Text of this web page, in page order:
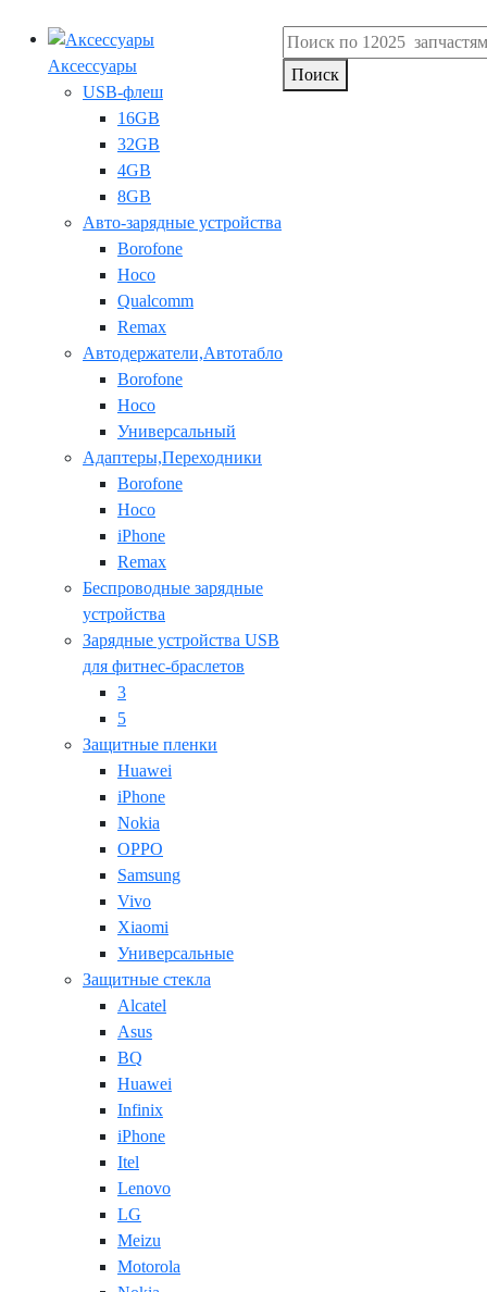
Аксессуары
USB-флеш
16GB
32GB
4GB
8GB
Авто-зарядные устройства
Borofone
Hoco
Qualcomm
Remax
Автодержатели,Автотабло
Borofone
Hoco
Универсальный
Адаптеры,Переходники
Borofone
Hoco
iPhone
Remax
Беспроводные зарядные
устройства
Зарядные устройства USB
для фитнес-браслетов
3
5
Защитные пленки
Huawei
iPhone
Nokia
OPPO
Samsung
Vivo
Xiaomi
Универсальные
Защитные стекла
Alcatel
Asus
BQ
Huawei
Infinix
iPhone
Itel
Lenovo
LG
Meizu
Motorola
Поиск